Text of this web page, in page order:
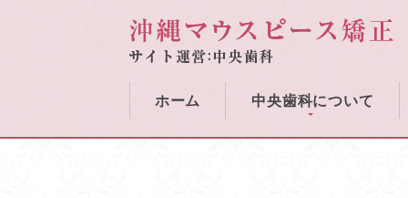
ホーム 中央歯科について
当院の概要
地図
歯科医師
当院の特徴
施設基準
矯正歯科ブログ